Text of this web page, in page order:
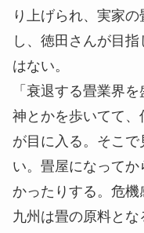
り上げられ、実家
し、徳田さんが目
はない。
「衰退する畳業界
神とかを歩いてて
が目に入る。そこ
い。畳屋になって
かったりする。危
九州は畳の原料と